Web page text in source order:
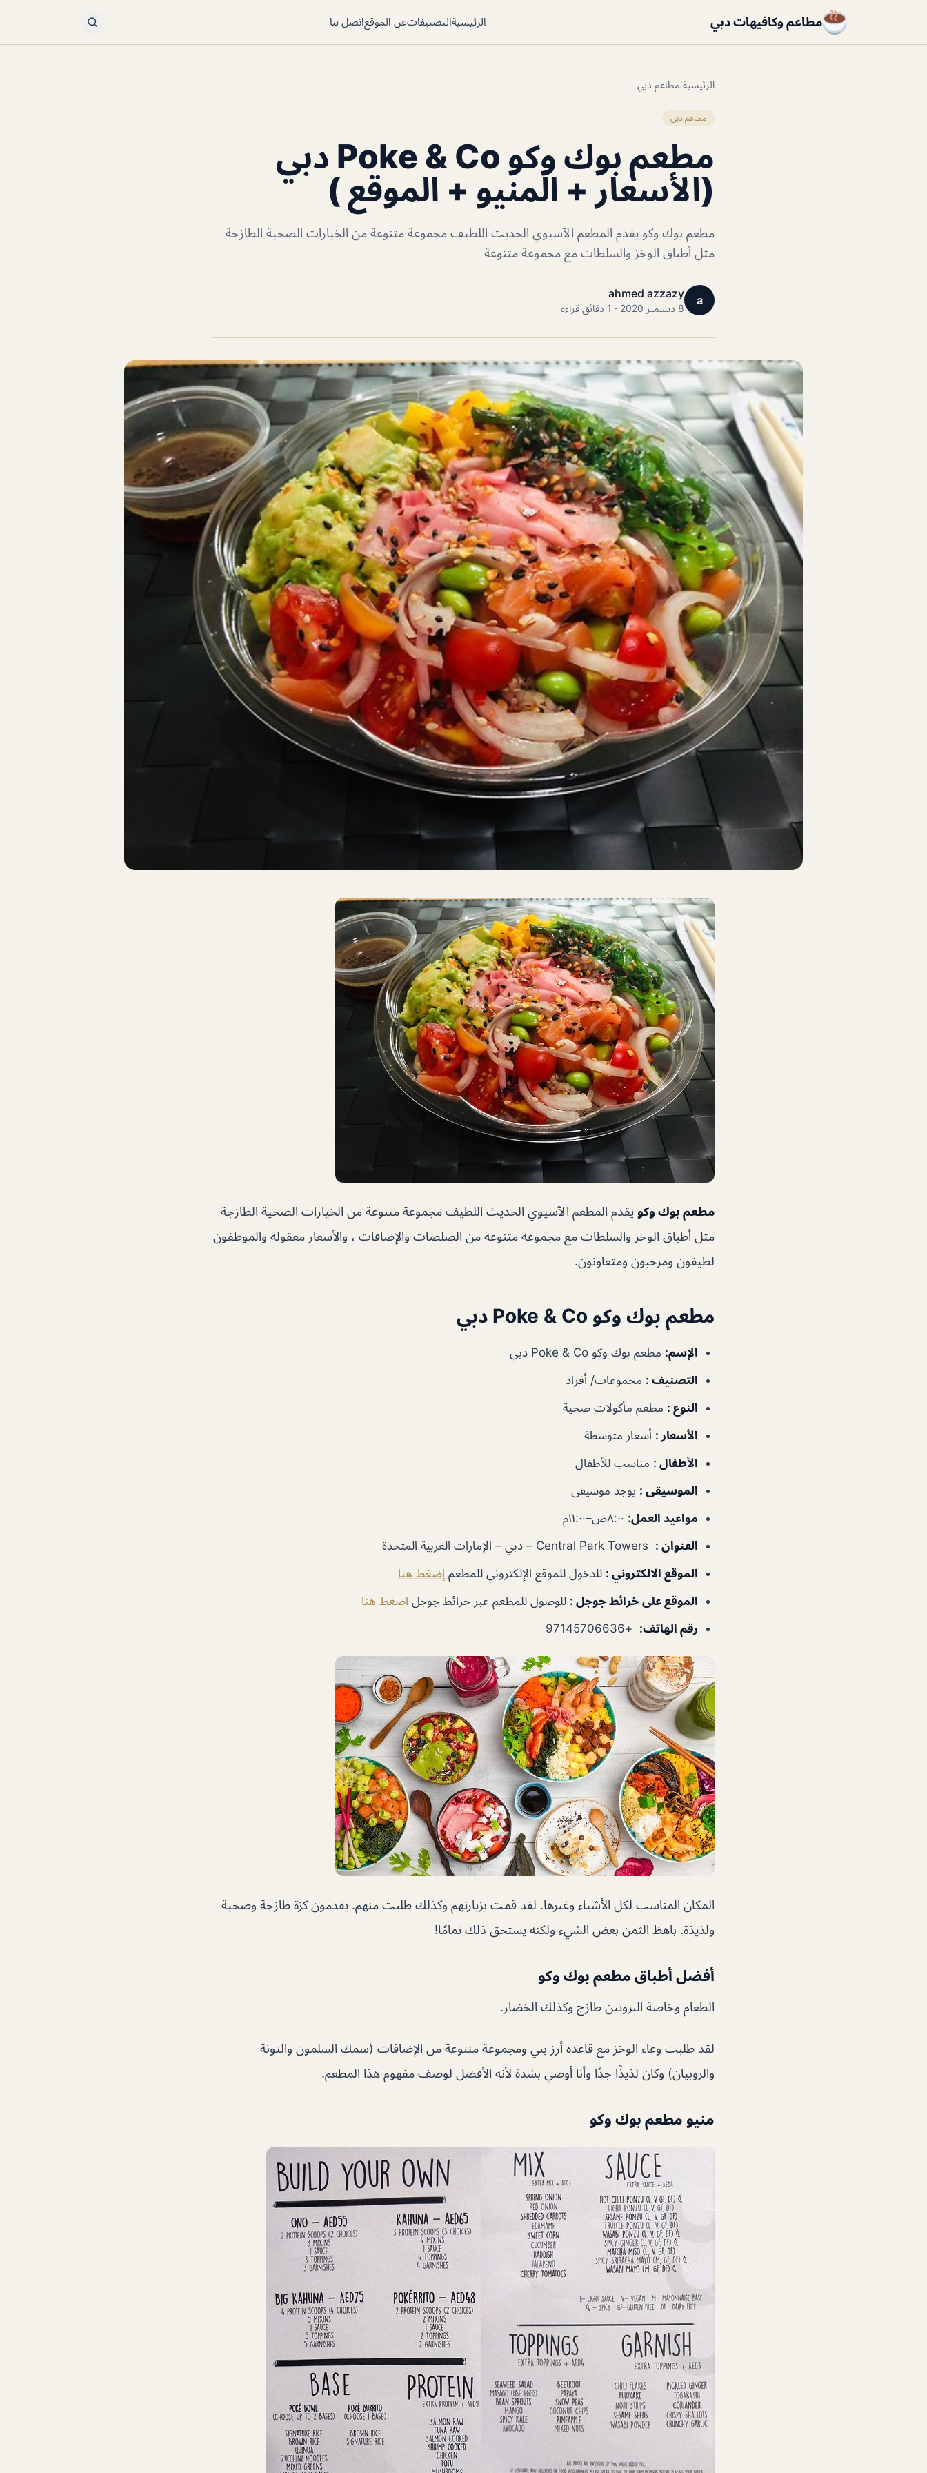
مطاعم وكافيهات دبي الرئيسيةالتصنيفاتعن الموقعاتصل بنا
الرئيسية/مطاعم دبي
مطاعم دبي
مطعم بوك وكو Poke & Co دبي
(الأسعار + المنيو + الموقع )
مطعم بوك وكو يقدم المطعم الآسيوي الحديث اللطيف مجموعة متنوعة من الخيارات الصحية الطازجة
مثل أطباق الوخز والسلطات مع مجموعة متنوعة
a
ahmed azzazy
8 ديسمبر 2020 · 1 دقائق قراءة
مطعم بوك وكو يقدم المطعم الآسيوي الحديث اللطيف مجموعة متنوعة من الخيارات الصحية الطازجة
مثل أطباق الوخز والسلطات مع مجموعة متنوعة من الصلصات والإضافات ، والأسعار معقولة والموظفون
لطيفون ومرحبون ومتعاونون.
مطعم بوك وكو Poke & Co دبي
الإسم: مطعم بوك وكو Poke & Co دبي
التصنيف : مجموعات/ أفراد
النوع : مطعم مأكولات صحية
الأسعار : أسعار متوسطة
الأطفال : مناسب للأطفال
الموسيقى : يوجد موسيقى
مواعيد العمل:
العنوان :
الموقع الالكتروني : للدخول للموقع الإلكتروني للمطعم إضغط هنا
الموقع على خرائط جوجل : للوصول للمطعم عبر خرائط جوجل اضغط هنا
رقم الهاتف:
+97145706636
المكان المناسب لكل الأشياء وغيرها. لقد قمت بزيارتهم وكذلك طلبت منهم. يقدمون كزة طازجة وصحية
ولذيذة. باهظ الثمن بعض الشيء ولكنه يستحق ذلك تمامًا!
أفضل أطباق مطعم بوك وكو
الطعام وخاصة البروتين طازج وكذلك الخضار.
لقد طلبت وعاء الوخز مع قاعدة أرز بني ومجموعة متنوعة من الإضافات (سمك السلمون والتونة
والروبيان) وكان لذيذًا جدًا وأنا أوصي بشدة لأنه الأفضل لوصف مفهوم هذا المطعم.
منيو مطعم بوك وكو